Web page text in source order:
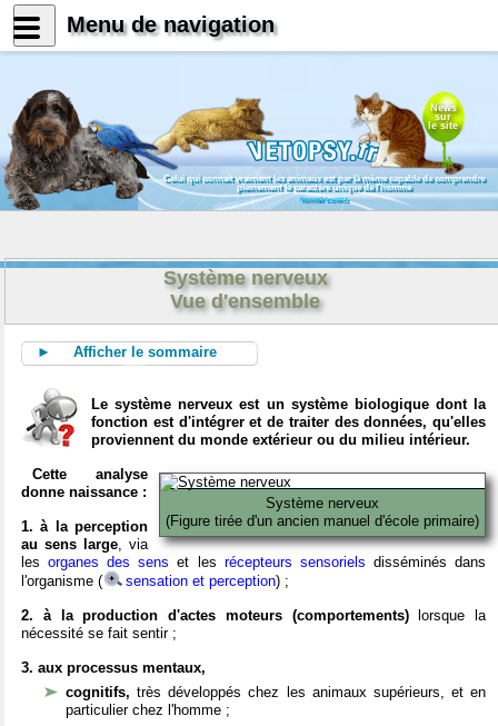
News
sur
le site
Celui qui connait vraiment les animaux est par là même capable de comprendre
pleinement le caractère unique de l'homme
Konrad Lorenz
Système nerveux
Vue d'ensemble
► Afficher le sommaire
Le système nerveux est un système biologique dont la
fonction est d'intégrer et de traiter des données, qu'elles
proviennent du monde extérieur ou du milieu intérieur.
Système nerveux
(Figure tirée d'un ancien manuel d'école primaire)
Cette analyse
donne naissance :
1. à la perception
au sens large, via
lesorganes des sens et les récepteurs sensoriels disséminés dans
l'organisme (
sensation et perception) ;
2. à la production d'actes moteurs (comportements)lorsque la
nécessité se fait sentir ;
3. aux processus mentaux,
cognitifs,très développés chez les animaux supérieurs, et en
particulier chez l'homme ;
Menu de navigation